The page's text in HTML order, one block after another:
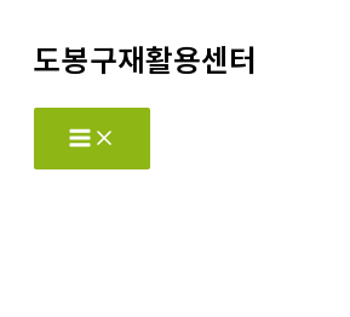
도봉구재활용센터
Main
Menu